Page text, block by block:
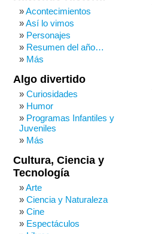
Acontecimientos
Así lo vimos
Personajes
Resumen del año…
Más
Algo divertido
Curiosidades
Humor
Programas Infantiles y
Juveniles
Más
Cultura, Ciencia y
Tecnología
Arte
Ciencia y Naturaleza
Cine
Espectáculos